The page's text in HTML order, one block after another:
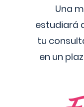
Una
estudiará
tu
en un